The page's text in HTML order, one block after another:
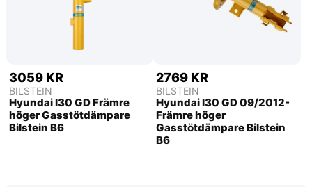
3059 KR
BILSTEIN
Hyundai I30 GD Främre
höger Gasstötdämpare
Bilstein B6
2769 KR
BILSTEIN
Hyundai I30 GD 09/2012-
Främre höger
Gasstötdämpare Bilstein
B6